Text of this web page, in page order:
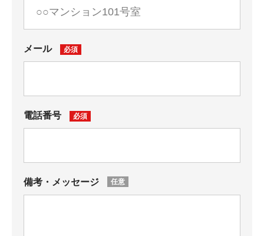
メール
電話番号
備考・メッセージ